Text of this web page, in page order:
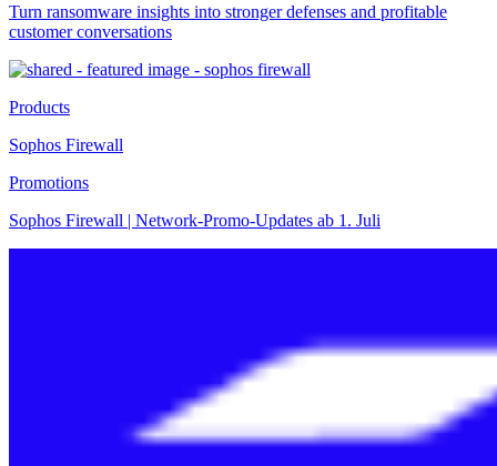
Turn ransomware insights into stronger defenses and profitable
customer conversations
Products
Sophos Firewall
Promotions
Sophos Firewall | Network-Promo-Updates ab 1. Juli